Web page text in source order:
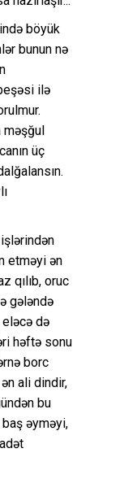
böyük
bunun nə
ilə
məşğul
üç
işlərindən
etməyi ən
qılıb, oruc
gələndə
də
həftə sonu
borc
ali dindir,
bu
baş əyməyi,